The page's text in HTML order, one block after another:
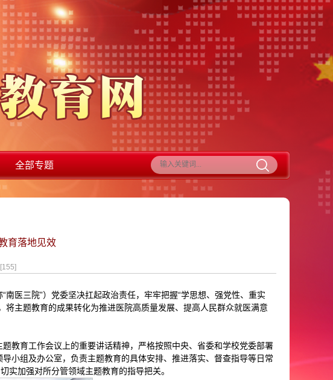
全部专题
育落地见效
155]
医三院”）党委坚决扛起政治责任，牢牢把握“学思想、强党性、重实
主题教育的成果转化为推进医院高质量发展、提高人民群众就医满意
教育工作会议上的重要讲话精神，严格按照中央、省委和学校党委部署
小组及办公室，负责主题教育的具体安排、推进落实、督查指导等日常
实加强对所分管领域主题教育的指导把关。